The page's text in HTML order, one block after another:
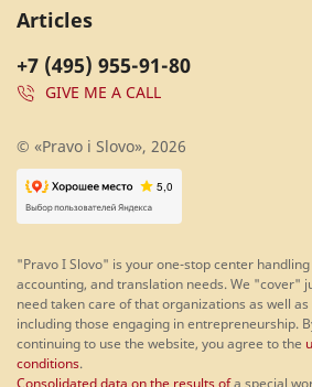
+7 (495) 955-91-80
GIVE ME A CALL
Articles
© «Pravo i Slovo», 2026
"Pravo I Slovo" is your one-stop center
accounting, and translation needs. We "cover"
need taken care of that organizations as well
including those engaging in entrepreneurship.
continuing to use the website, you agree to the
conditions.
Consolidated data on the results ofa special